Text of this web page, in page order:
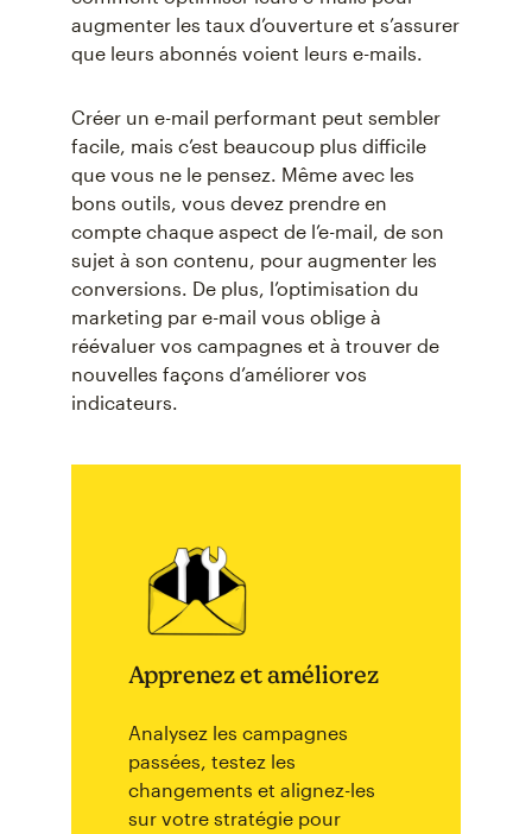
augmenter les taux d’ouverture et s’assurer
que leurs abonnés voient leurs e-mails.
Créer un e-mail performant peut sembler
facile, mais c’est beaucoup plus difficile
que vous ne le pensez. Même avec les
bons outils, vous devez prendre en
compte chaque aspect de l’e-mail, de son
sujet à son contenu, pour augmenter les
conversions. De plus, l’optimisation du
marketing par e-mail vous oblige à
réévaluer vos campagnes et à trouver de
nouvelles façons d’améliorer vos
indicateurs.
Apprenez et améliorez
Analysez les campagnes
passées, testez les
changements et alignez-les
sur votre stratégie pour